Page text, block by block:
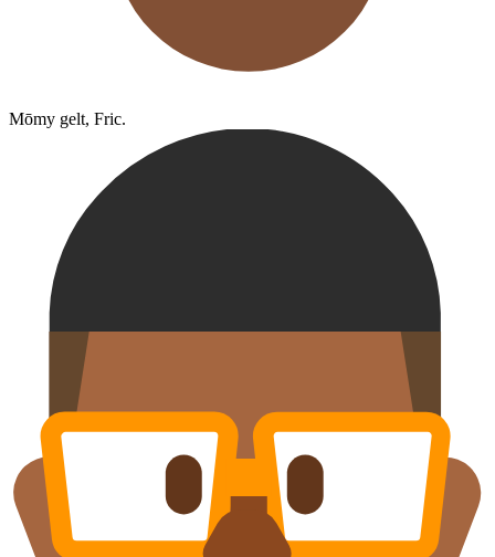
Mōmy gelt, Fric.